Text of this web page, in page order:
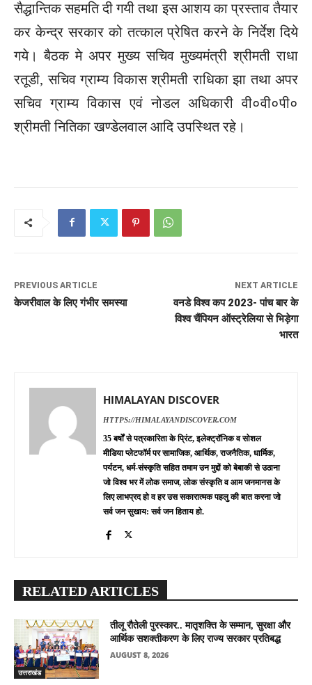
सैद्धान्तिक सहमति दी गयी तथा इस आशय का प्रस्ताव तैयार
कर केन्द्र सरकार को तत्काल प्रेषित करने के निर्देश दिये
गये। बैठक मे अपर मुख्य सचिव मुख्यमंत्री श्रीमती राधा
रतूडी, सचिव ग्राम्य विकास श्रीमती राधिका झा तथा अपर
सचिव ग्राम्य विकास एवं नोडल अधिकारी वी०वी०पी०
श्रीमती नितिका खण्डेलवाल आदि उपस्थित रहे।
PREVIOUS ARTICLE
केजरीवाल के लिए गंभीर समस्या
NEXT ARTICLE
वनडे विश्व कप 2023- पांच बार के
विश्व चैंपियन ऑस्ट्रेलिया से भिड़ेगा
भारत
HIMALAYAN DISCOVER
HTTPS://HIMALAYANDISCOVER.COM
35 बर्षों से पत्रकारिता के प्रिंट, इलेक्ट्रॉनिक व सोशल
मीडिया प्लेटफॉर्म पर सामाजिक, आर्थिक, राजनैतिक, धार्मिक,
पर्यटन, धर्म-संस्कृति सहित तमाम उन मुद्दों को बेबाकी से उठाना
जो विश्व भर में लोक समाज, लोक संस्कृति व आम जनमानस के
लिए लाभप्रद हो व हर उस सकारात्मक पहलु की बात करना जो
सर्व जन सुखाय: सर्व जन हिताय हो.
RELATED ARTICLES
उत्तराखंड
तीलू रौतेली पुरस्कार.. मातृशक्ति के सम्मान, सुरक्षा और
आर्थिक सशक्तीकरण के लिए राज्य सरकार प्रतिबद्ध
AUGUST 8, 2026